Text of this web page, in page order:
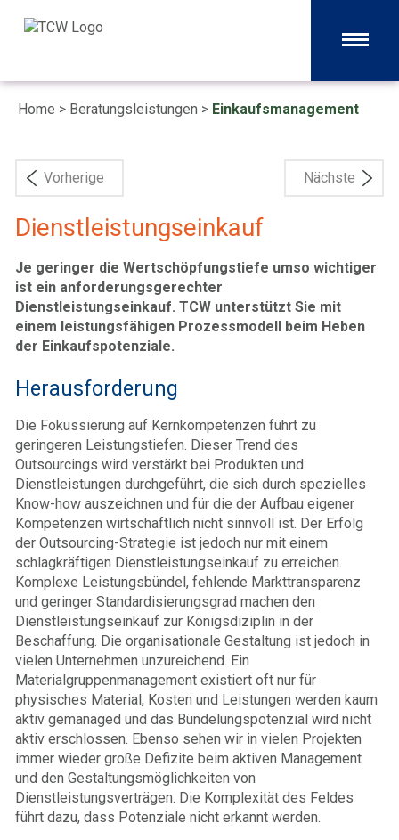
Home > Beratungsleistungen > Einkaufsmanagement
Vorherige Nächste
Dienstleistungseinkauf
Je geringer die Wertschöpfungstiefe umso wichtiger
ist ein anforderungsgerechter
Dienstleistungseinkauf. TCW unterstützt Sie mit
einem leistungsfähigen Prozessmodell beim Heben
der Einkaufspotenziale.
Herausforderung
Die Fokussierung auf Kernkompetenzen führt zu
geringeren Leistungstiefen. Dieser Trend des
Outsourcings wird verstärkt bei Produkten und
Dienstleistungen durchgeführt, die sich durch spezielles
Know-how auszeichnen und für die der Aufbau eigener
Kompetenzen wirtschaftlich nicht sinnvoll ist. Der Erfolg
der Outsourcing-Strategie ist jedoch nur mit einem
schlagkräftigen Dienstleistungseinkauf zu erreichen.
Komplexe Leistungsbündel, fehlende Markttransparenz
und geringer Standardisierungsgrad machen den
Dienstleistungseinkauf zur Königsdiziplin in der
Beschaffung. Die organisationale Gestaltung ist jedoch in
vielen Unternehmen unzureichend. Ein
Materialgruppenmanagement existiert oft nur für
physisches Material, Kosten und Leistungen werden kaum
aktiv gemanaged und das Bündelungspotenzial wird nicht
aktiv erschlossen. Ebenso sehen wir in vielen Projekten
immer wieder große Defizite beim aktiven Management
und den Gestaltungsmöglichkeiten von
Dienstleistungsverträgen. Die Komplexität des Feldes
führt dazu, dass Potenziale nicht erkannt werden.